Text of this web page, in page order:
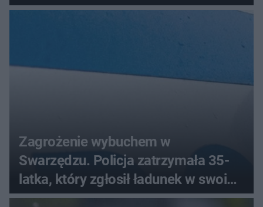
Zagrożenie wybuchem w
Swarzędzu. Policja zatrzymała 35-
latka, który zgłosił ładunek w swoim
aucie